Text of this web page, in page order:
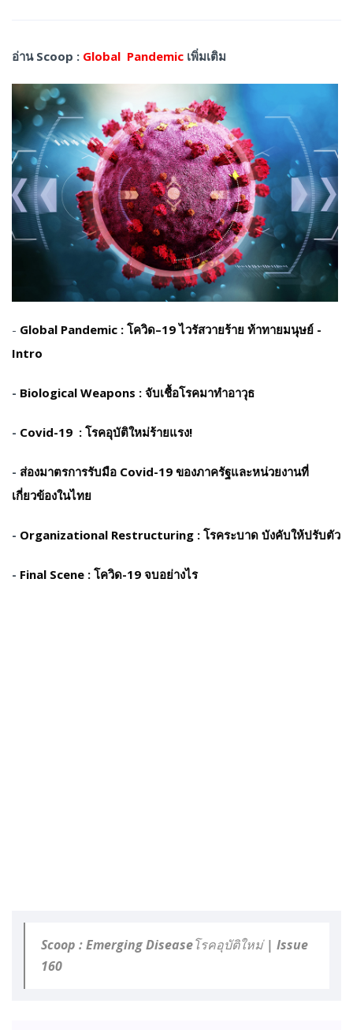
อ่าน Scoop : Global Pandemic เพิ่มเติม
- Global Pandemic : โควิด–19 ไวรัสวายร้าย ท้าทายมนุษย์ -
Intro
- Biological Weapons : จับเชื้อโรคมาทำอาวุธ
- Covid-19 : โรคอุบัติใหม่ร้ายแรง!
- ส่องมาตรการรับมือ Covid-19 ของภาครัฐและหน่วยงานที่
เกี่ยวข้องในไทย
- Organizational Restructuring : โรคระบาด บังคับให้ปรับตัว
- Final Scene : โควิด-19 จบอย่างไร
Scoop : Emerging Diseaseโรคอุบัติใหม่ | Issue
160